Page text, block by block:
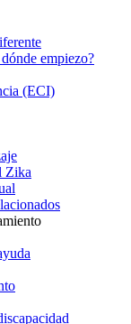
empiezo?
(ECI)
Zika